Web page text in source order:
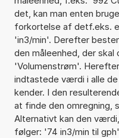
det, kan man enten
forkortelse af detf.eks.
'in3/min'. Derefter
den måleenhed, der
'Volumenstrøm'.
indtastede værdi i alle
kender. I den
at finde den omregning,
Alternativt kan den
følger: '74 in3/min til